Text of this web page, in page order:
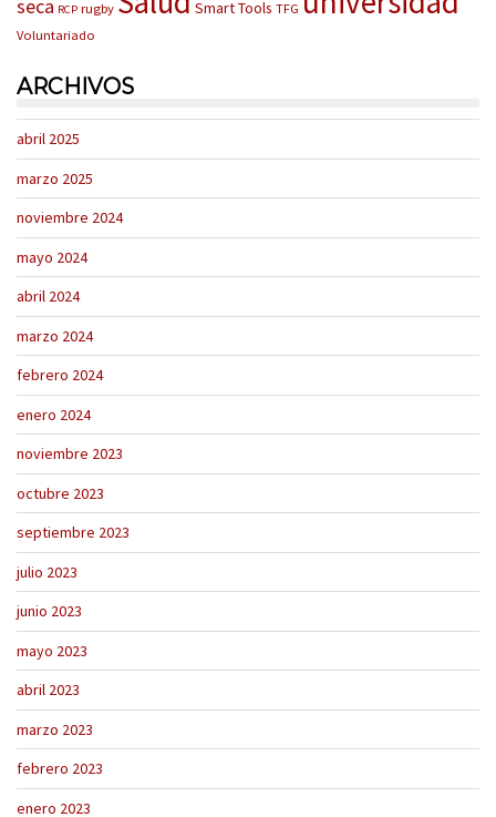
seca RCP rugby Smart Tools TFG
Voluntariado
ARCHIVOS
abril 2025
marzo 2025
noviembre 2024
mayo 2024
abril 2024
marzo 2024
febrero 2024
enero 2024
noviembre 2023
octubre 2023
septiembre 2023
julio 2023
junio 2023
mayo 2023
abril 2023
marzo 2023
febrero 2023
enero 2023